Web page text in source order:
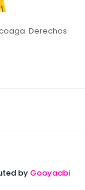
Derechos
by Gooyaabi